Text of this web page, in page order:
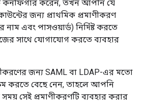
কনফিগার করেন, তখন আপনি যে
জন্য প্রাথমিক প্রমাণীকরণ
নাম এবং পাসওয়ার্ড) নির্দিষ্ট করতে
সাথে যোগাযোগ করতে ব্যবহার
জন্য SAML বা LDAP-এর মতো
করতে বেছে নেন, তাহলে আপনি
সেই প্রমাণীকরণটি ব্যবহার করার